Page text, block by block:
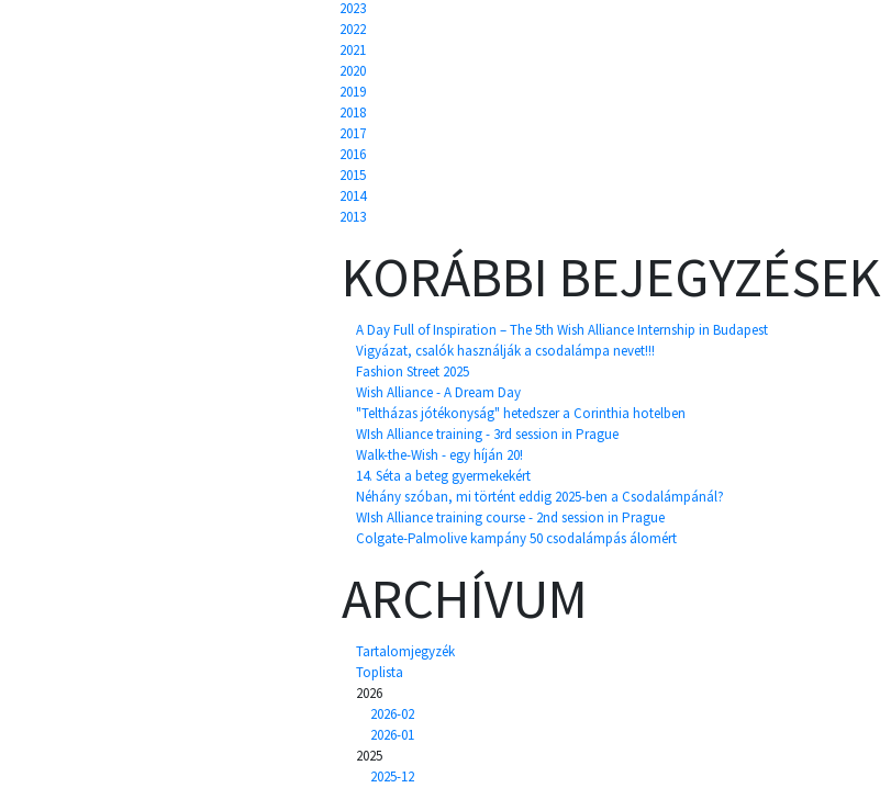
2023
2022
2021
2020
2019
2018
2017
2016
2015
2014
2013
KORÁBBI BEJEGYZÉSEK
A Day Full of Inspiration – The 5th Wish Alliance Internship in Budapest
Vigyázat, csalók használják a csodalámpa nevet!!!
Fashion Street 2025
Wish Alliance - A Dream Day
"Teltházas jótékonyság" hetedszer a Corinthia hotelben
WIsh Alliance training - 3rd session in Prague
Walk-the-Wish - egy híján 20!
14. Séta a beteg gyermekekért
Néhány szóban, mi történt eddig 2025-ben a Csodalámpánál?
WIsh Alliance training course - 2nd session in Prague
Colgate-Palmolive kampány 50 csodalámpás álomért
ARCHÍVUM
Tartalomjegyzék
Toplista
2026
2026-02
2026-01
2025
2025-12